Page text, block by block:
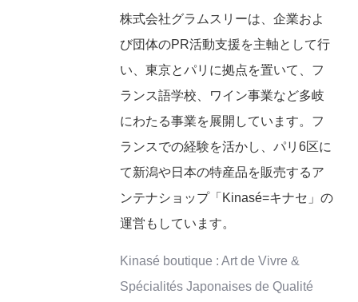
株式会社グラムスリーは、企業およ
び団体のPR活動支援を主軸として行
い、東京とパリに拠点を置いて、フ
ランス語学校、ワイン事業など多岐
にわたる事業を展開しています。フ
ランスでの経験を活かし、パリ6区に
て新潟や日本の特産品を販売するア
ンテナショップ「Kinasé=キナセ」の
運営もしています。
Kinasé boutique : Art de Vivre &
Spécialités Japonaises de Qualité